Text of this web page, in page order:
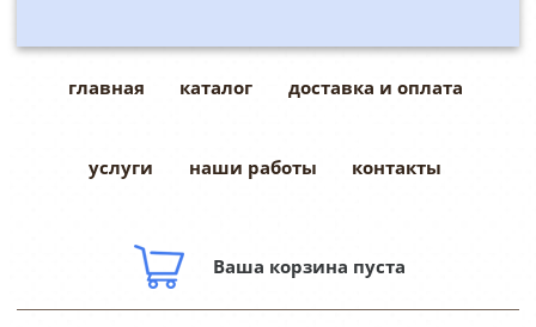
главная каталог доставка и оплата
услуги наши работы контакты
Ваша корзина пуста